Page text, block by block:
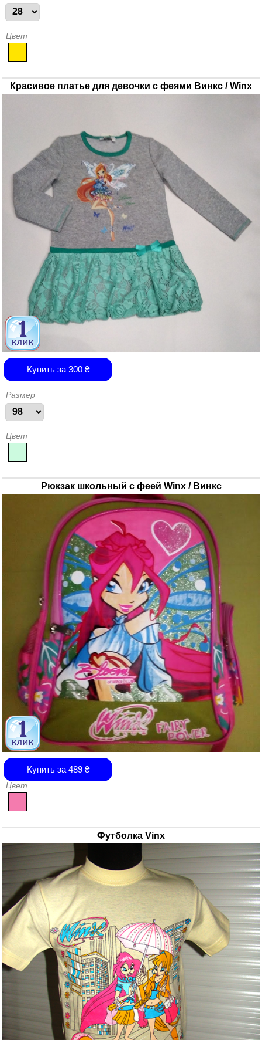
Цвет
Красивое платье для девочки с феями Винкс / Winx
Купить за 300₴
Размер
Цвет
Рюкзак школьный с феей Winx / Винкс
Купить за 489₴
Цвет
Футболка Vinx